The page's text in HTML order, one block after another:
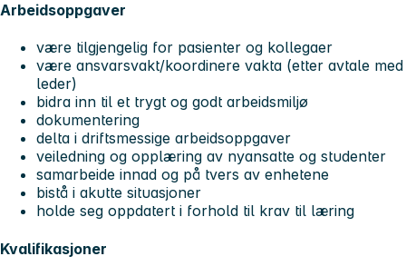
Arbeidsoppgaver
være tilgjengelig for pasienter og kollegaer
være ansvarsvakt/koordinere vakta (etter avtale med
leder)
bidra inn til et trygt og godt arbeidsmiljø
dokumentering
delta i driftsmessige arbeidsoppgaver
veiledning og opplæring av nyansatte og studenter
samarbeide innad og på tvers av enhetene
bistå i akutte situasjoner
holde seg oppdatert i forhold til krav til læring
Kvalifikasjoner